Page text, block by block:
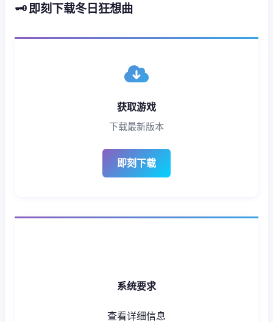
🗝️ 即刻下载冬日狂想曲
获取游戏
下载最新版本
即刻下载
系统要求
查看详细信息